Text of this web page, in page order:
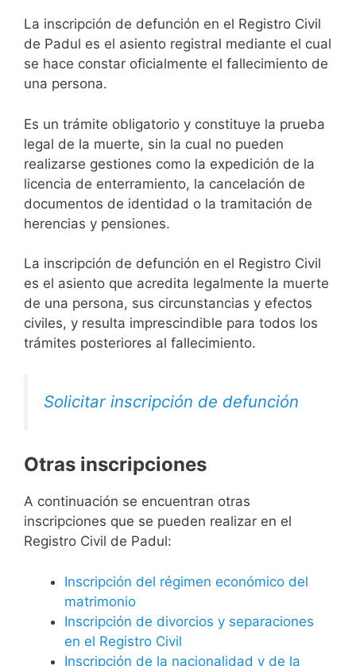
La inscripción de defunción en el Registro Civil
de Padul es el asiento registral mediante el cual
se hace constar oficialmente el fallecimiento de
una persona.
Es un trámite obligatorio y constituye la prueba
legal de la muerte, sin la cual no pueden
realizarse gestiones como la expedición de la
licencia de enterramiento, la cancelación de
documentos de identidad o la tramitación de
herencias y pensiones.
La inscripción de defunción en el Registro Civil
es el asiento que acredita legalmente la muerte
de una persona, sus circunstancias y efectos
civiles, y resulta imprescindible para todos los
trámites posteriores al fallecimiento.
Solicitar inscripción de defunción
Otras inscripciones
A continuación se encuentran otras
inscripciones que se pueden realizar en el
Registro Civil de Padul:
Inscripción del régimen económico del
matrimonio
Inscripción de divorcios y separaciones
en el Registro Civil
Inscripción de la nacionalidad y de la